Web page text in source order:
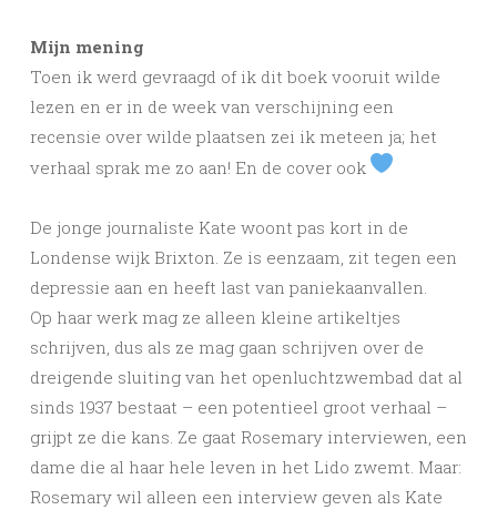
Mijn mening
Toen ik werd gevraagd of ik dit boek vooruit wilde
lezen en er in de week van verschijning een
recensie over wilde plaatsen zei ik meteen ja; het
verhaal sprak me zo aan! En de cover ook
De jonge journaliste Kate woont pas kort in de
Londense wijk Brixton. Ze is eenzaam, zit tegen een
depressie aan en heeft last van paniekaanvallen.
Op haar werk mag ze alleen kleine artikeltjes
schrijven, dus als ze mag gaan schrijven over de
dreigende sluiting van het openluchtzwembad dat al
sinds 1937 bestaat – een potentieel groot verhaal –
grijpt ze die kans. Ze gaat Rosemary interviewen, een
dame die al haar hele leven in het Lido zwemt. Maar:
Rosemary wil alleen een interview geven als Kate